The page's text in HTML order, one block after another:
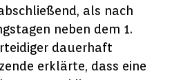
als nach
neben dem 1.
dauerhaft
erklärte, dass eine